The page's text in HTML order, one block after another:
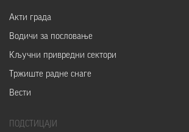
Акти града
Водичи за пословање
Кључни привредни сектори
Тржиште радне снаге
Вести
ПОДСТИЦАЈИ